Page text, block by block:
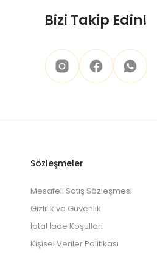
doktorunuza
Bizi Takip Edin!
Sözleşmeler
Mesafeli Satış Sözleşmesi
Gizlilik ve Güvenlik
İptal İade Koşullari
Kişisel Veriler Politikası